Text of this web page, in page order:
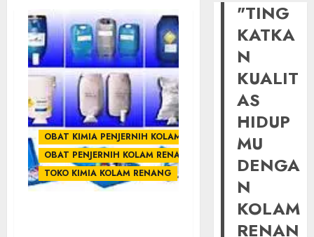
OBAT KIMIA PENJERNIH KOLAM
OBAT PENJERNIH KOLAM RENANG
TOKO KIMIA KOLAM RENANG
"TING
KATKA
N
KUALIT
AS
HIDUP
MU
DENGA
N
KOLAM
RENAN